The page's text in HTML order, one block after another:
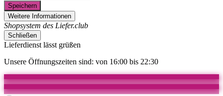
Speichern
Weitere Informationen
Shopsystem des Liefer.club
Schließen
Lieferdienst lässt grüßen
Unsere Öffnungszeiten sind: von 16:00 bis 22:30